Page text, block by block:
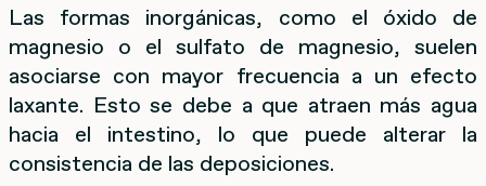
Las formas inorgánicas, como el óxido de
magnesio o el sulfato de magnesio, suelen
asociarse con mayor frecuencia a un efecto
laxante. Esto se debe a que atraen más agua
hacia el intestino, lo que puede alterar la
consistencia de las deposiciones.